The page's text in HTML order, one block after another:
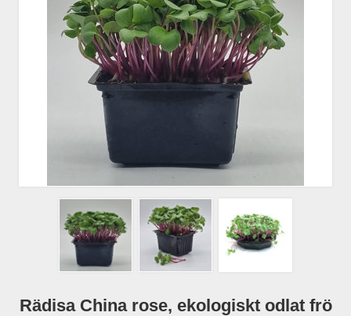
Rädisa China rose, ekologiskt odlat frö